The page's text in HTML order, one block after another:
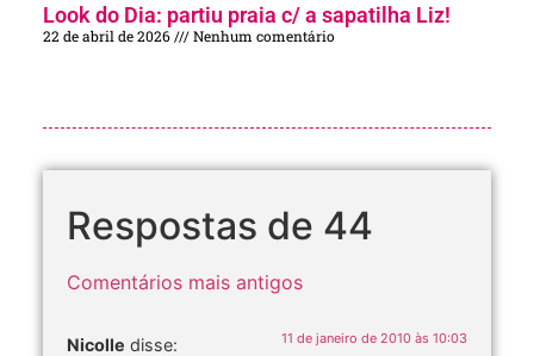
Look do Dia: partiu praia c/ a sapatilha Liz!
22 de abril de 2026 Nenhum comentário
Respostas de 44
Comentários mais antigos
Nicolle disse: 11 de janeiro de 2010 às 10:03